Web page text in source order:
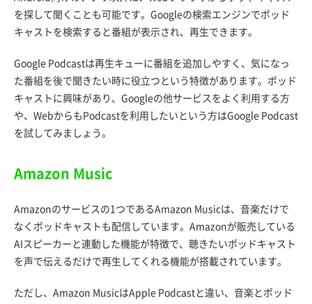
を探して聞くことも可能です。Googleの検索エンジンでポッド
キャストを検索すると番組が表示され、再生できます。
Google Podcastは再生キューに番組を追加しやすく、気になっ
た番組を後で聞きたい時に役立つという特徴があります。ポッド
キャストに興味があり、Googleの他サービスをよく利用する方
や、WebからもPodcastを利用したいという方はGoogle Podcast
を試してみましょう。
Amazon Music
Amazonのサービスの1つであるAmazon Musicは、音楽だけで
なくポッドキャストも配信しています。Amazonが販売している
AIスピーカーと連動した機能が特徴で、聴きたいポッドキャスト
を声で伝えるだけで再生してくれる機能が搭載されています。
ただし、Amazon MusicはApple Podcastと違い、音楽とポッド